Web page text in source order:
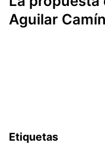
Aguilar Camín
Etiquetas